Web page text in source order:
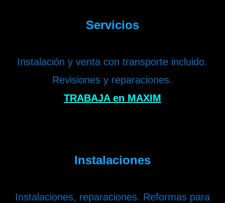
Servicios
Instalación y venta con transporte incluido.
Revisiones y reparaciones.
TRABAJA en MAXIM
Instalaciones
Instalaciones, reparaciones. Reformas para